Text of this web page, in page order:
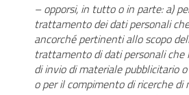
– opporsi, in tutto o in parte: a)
trattamento dei dati personali
ancorché pertinenti allo scopo
trattamento di dati personali che
di invio di materiale pubblicitario
o per il compimento di ricerche di